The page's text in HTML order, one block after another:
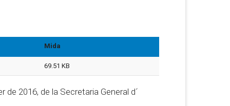
Mida
69.51 KB
2016, de la Secretaria General d´